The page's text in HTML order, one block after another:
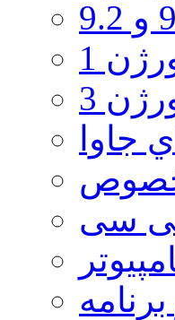
1
3
جاوا
پی سی